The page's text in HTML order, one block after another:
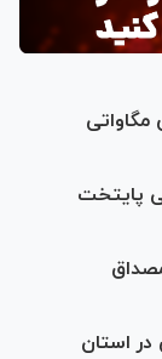
مگاواتی
پایتخت
استان